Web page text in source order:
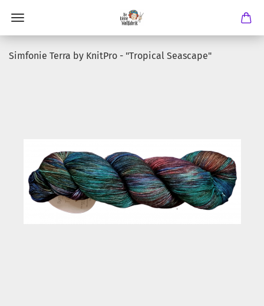
Simfonie Terra by KnitPro - "Tropical Seascape"